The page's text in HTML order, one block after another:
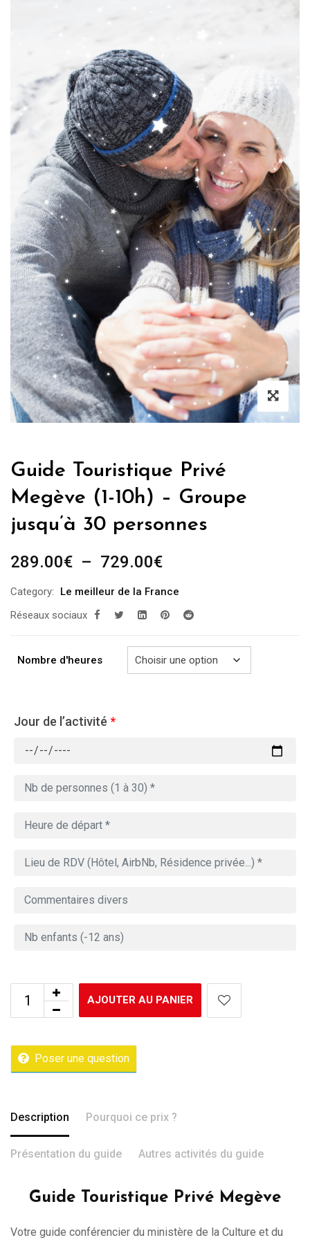
Guide Touristique Privé
Megève (1-10h) – Groupe
jusqu’à 30 personnes
289.00€ – 729.00€Plage
prix :
289.00€
729.00€
Category:
Le meilleur de la France
Réseaux sociaux
Nombre d'heures
Jour de l’activité *
AJOUTER AU PANIER
Poser une question
Description Pourquoi ce prix ?
Présentation du guide Autres activités du guide
Guide Touristique Privé Megève
Votre guide conférencier du ministère de la Culture et du